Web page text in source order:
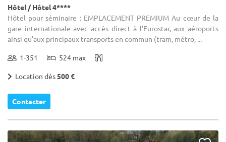
Hôtel / Hôtel 4****
Hôtel pour séminaire : EMPLACEMENT PREMIUM Au cœur de la
gare internationale avec accès direct à l'Eurostar, aux aéroports
ainsi qu’aux principaux transports en commun (tram, métro, ...
1-351 524 max
Location dès500 €
Contacter